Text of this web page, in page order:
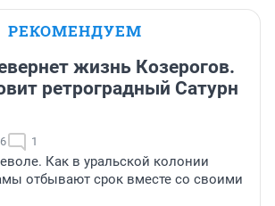
РЕКОМЕНДУЕМ
жизнь Козерогов.
ретроградный Сатурн
1
Как в уральской колонии
отбывают срок вместе со своими